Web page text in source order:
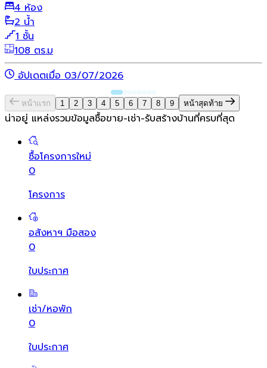
4 ห้อง
2 น้ำ
1 ชั้น
108 ตร.ม
อัปเดตเมื่อ 03/07/2026
หน้าแรก 1 2 3 4 5 6 7 8 9 หน้าสุดท้าย
น่าอยู่ แหล่งรวมข้อมูลซื้อขาย-เช่า-รับสร้างบ้านที่ครบที่สุด
ซื้อโครงการใหม่
0
โครงการ
อสังหาฯ มือสอง
0
ใบประกาศ
เช่า/หอพัก
0
ใบประกาศ